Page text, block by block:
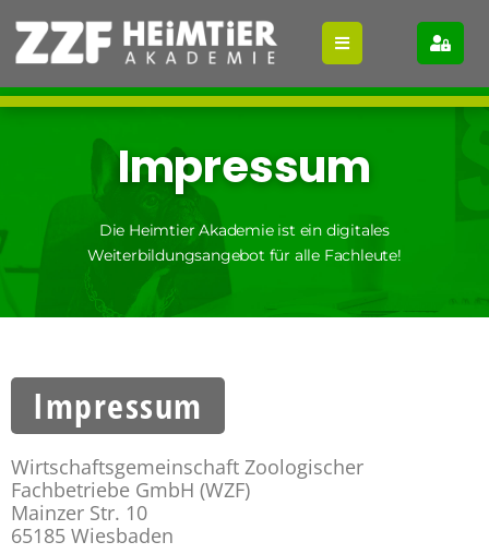
Impressum
Die Heimtier Akademie ist ein digitales
Weiterbildungsangebot für alle Fachleute!
Impressum
Wirtschaftsgemeinschaft Zoologischer
Fachbetriebe GmbH (WZF)
Mainzer Str. 10
65185 Wiesbaden